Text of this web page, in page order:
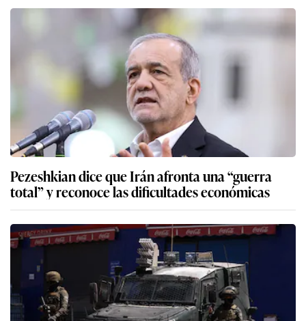
Pezeshkian dice que Irán afronta una “guerra
total” y reconoce las dificultades económicas